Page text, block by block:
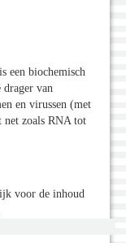
een biochemisch
drager van
en virussen (met
zoals RNA tot
voor de inhoud